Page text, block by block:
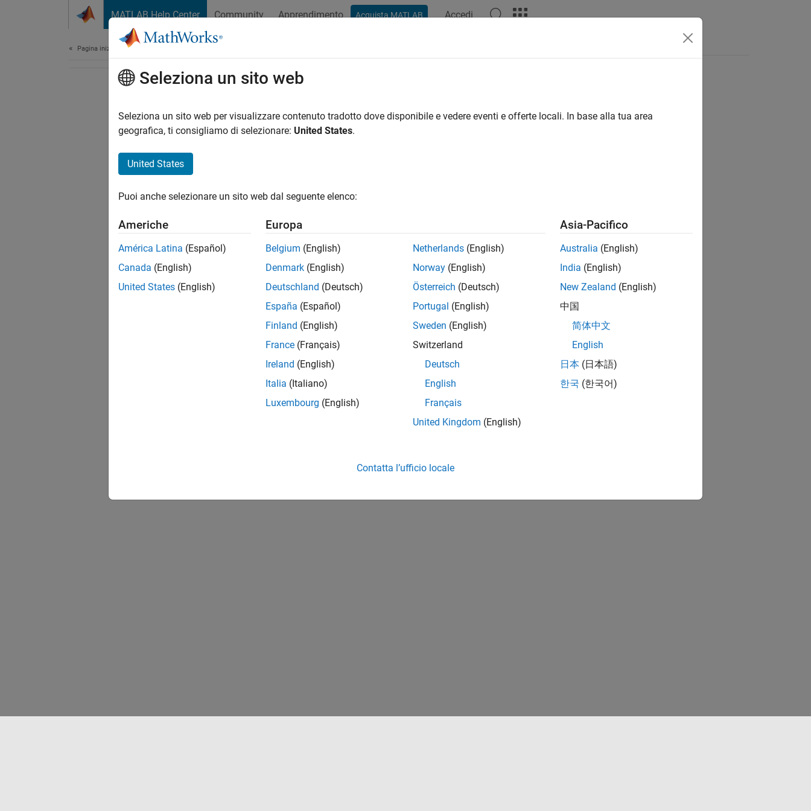
MATLAB Help Center Community Apprendimento Acquista MATLAB Accedi
Pagina iniziale della documentazione
Seleziona un sito web
Seleziona un sito web per visualizzare contenuto tradotto dove disponibile e vedere eventi e offerte locali. In base alla tua area
geografica, ti consigliamo di selezionare: United States.
United States
Puoi anche selezionare un sito web dal seguente elenco:
Americhe
América Latina (Español)
Canada (English)
United States (English)
Europa
Belgium (English)
Denmark (English)
Deutschland (Deutsch)
España (Español)
Finland (English)
France (Français)
Ireland (English)
Italia (Italiano)
Luxembourg (English)
Netherlands (English)
Norway (English)
Österreich (Deutsch)
Portugal (English)
Sweden (English)
Switzerland
Deutsch
English
Français
United Kingdom (English)
Asia-Pacifico
Australia (English)
India (English)
New Zealand (English)
中国
简体中文
English
日本 (日本語)
한국 (한국어)
Contatta l’ufficio locale